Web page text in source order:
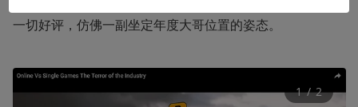
一切好评，仿佛一副坐定年度大哥位置的姿态。
1 / 2